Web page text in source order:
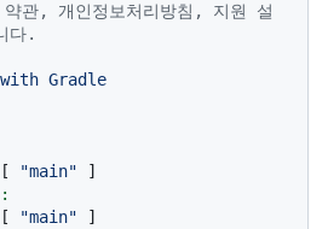
관, 개인정보처리방침, 지원 설
다.
with Gradle
[ "main" ]
[ "main" ]